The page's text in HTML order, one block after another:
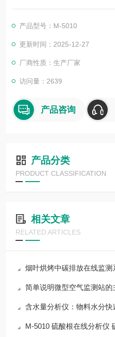
盐水过碱量在线分析仪是用于检
过程提供重要的数据支持。分析
常见的盐水过碱量在线分析系统
产品型号：M-5010
更新时间：2025-12-27
厂商性质：生产厂家
访问量：2639
产品咨询
产品分类
PRODUCT CLASSIFICATION
相关文章
RELATED ARTICLES
烟叶烘烤中碳排放在线监测
简单说明微型空气监测站
含水量分析仪：物料水分快
M-5010 硫酸根在线分析仪 硫酸